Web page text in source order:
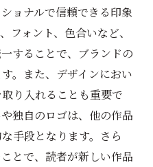
ョナルで信頼できる印象
フォント、色合いなど、
することで、ブランドの
。また、デザインにおい
り入れることも重要で
独自のロゴは、他の作品
手段となります。さら
とで、読者が新しい作品